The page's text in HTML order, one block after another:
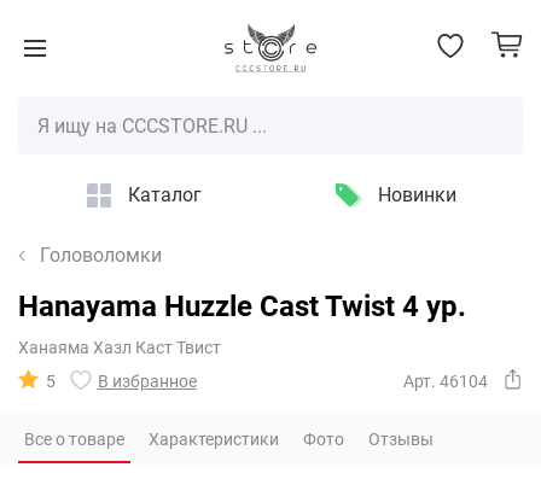
Каталог Новинки
Головоломки
Hanayama Huzzle Cast Twist 4 ур.
Ханаяма Хазл Каст Твист
5
В избранное Арт. 46104
Все о товаре Характеристики Фото Отзывы